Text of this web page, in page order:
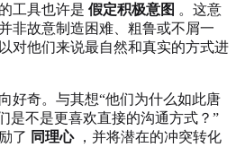
工具也许是 假定积极意图 。这意
非故意制造困难、粗鲁或不屑一
对他们来说最自然和真实的方式进
好奇。与其想“他们为什么如此唐
是不是更喜欢直接的沟通方式？”
了 同理心，并将潜在的冲突转化